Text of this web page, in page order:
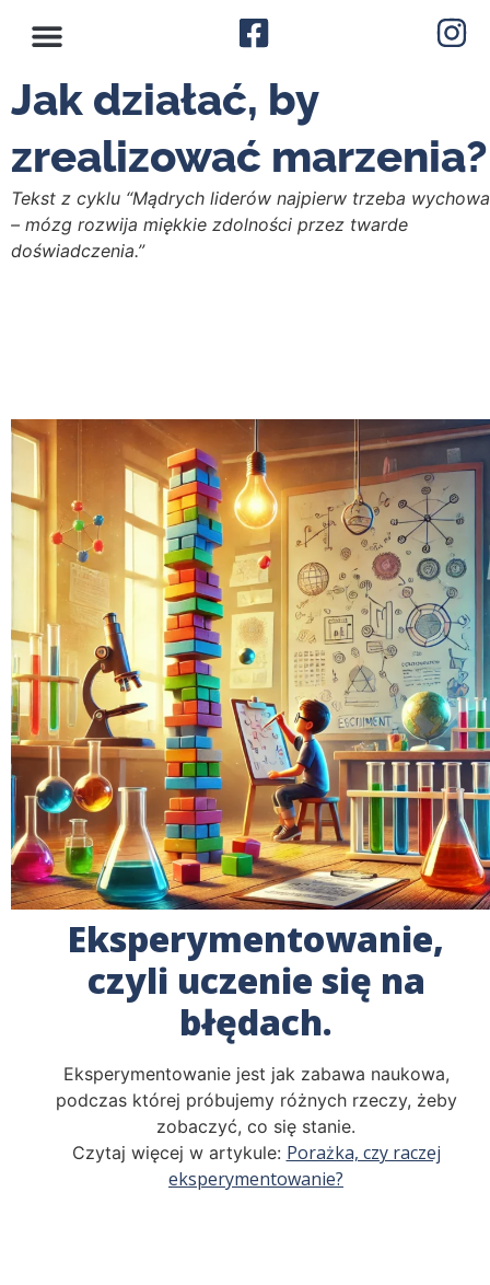
Jak działać, by
zrealizować marzenia?
Tekst z cyklu “Mądrych liderów najpierw trzeba
– mózg rozwija miękkie zdolności przez twarde
doświadczenia.”
Eksperymentowanie,
czyli uczenie się na
błędach.
Eksperymentowanie jest jak zabawa naukowa,
podczas której próbujemy różnych rzeczy, żeby
zobaczyć, co się stanie.
Czytaj więcej w artykule: Porażka, czy raczej
eksperymentowanie?